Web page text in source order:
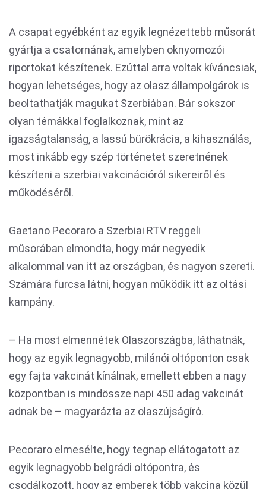
A csapat egyébként az egyik legnézettebb műsorát
gyártja a csatornának, amelyben oknyomozói
riportokat készítenek. Ezúttal arra voltak kíváncsiak,
hogyan lehetséges, hogy az olasz állampolgárok is
beoltathatják magukat Szerbiában. Bár sokszor
olyan témákkal foglalkoznak, mint az
igazságtalanság, a lassú bürökrácia, a kihasználás,
most inkább egy szép történetet szeretnének
készíteni a szerbiai vakcinációról sikereiről és
működéséről.
Gaetano Pecoraro a Szerbiai RTV reggeli
műsorában elmondta, hogy már negyedik
alkalommal van itt az országban, és nagyon szereti.
Számára furcsa látni, hogyan működik itt az oltási
kampány.
– Ha most elmennétek Olaszországba, láthatnák,
hogy az egyik legnagyobb, milánói oltóponton csak
egy fajta vakcinát kínálnak, emellett ebben a nagy
központban is mindössze napi 450 adag vakcinát
adnak be – magyarázta az olaszújságíró.
Pecoraro elmesélte, hogy tegnap ellátogatott az
egyik legnagyobb belgrádi oltópontra, és
csodálkozott, hogy az emberek több vakcina közül